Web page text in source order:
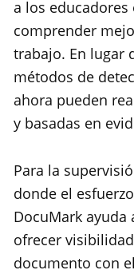
a los
comprender
trabajo. En lugar
métodos de
ahora pueden
y basadas en
Para la
donde el
DocuMark ayuda
ofrecer
documento con